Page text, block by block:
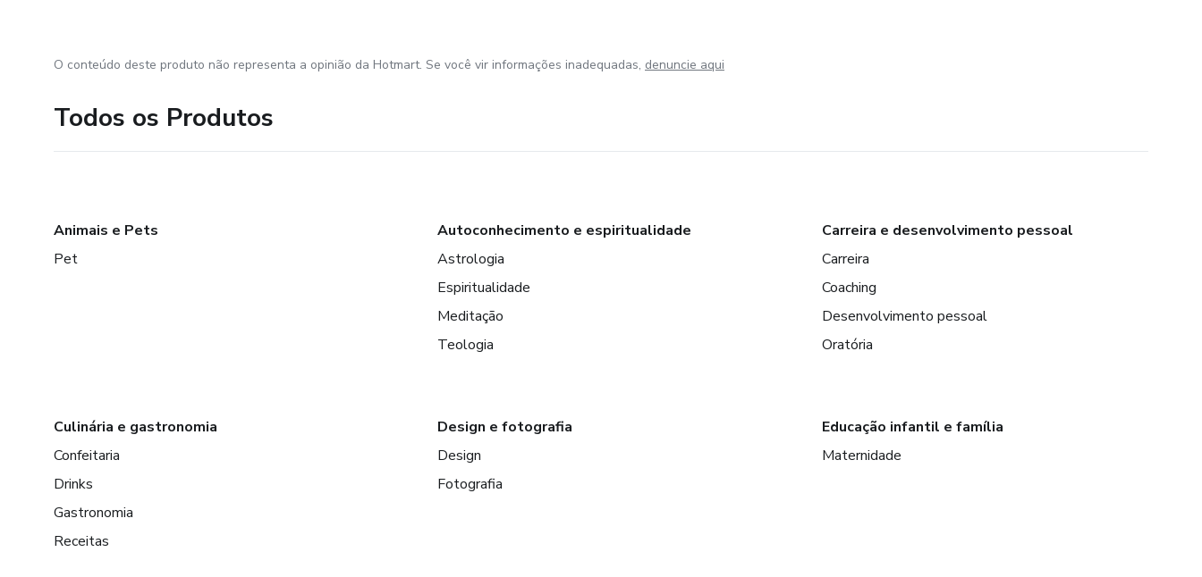
O conteúdo deste produto não representa a opinião da Hotmart. Se você vir informações inadequadas, denuncie aqui
Todos os Produtos
Animais e Pets
Pet
Autoconhecimento e espiritualidade
Astrologia
Espiritualidade
Meditação
Teologia
Carreira e desenvolvimento pessoal
Carreira
Coaching
Desenvolvimento pessoal
Oratória
Culinária e gastronomia
Confeitaria
Drinks
Gastronomia
Receitas
Design e fotografia
Design
Fotografia
Educação infantil e família
Maternidade